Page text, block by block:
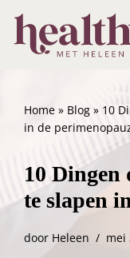
Ga
Home » Blog » 10
in de
10
te slapen
door Heleen mei